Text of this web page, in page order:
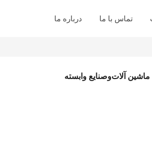
تماس با ما درباره ما
ماشین آلات‌وصنایع وابسته